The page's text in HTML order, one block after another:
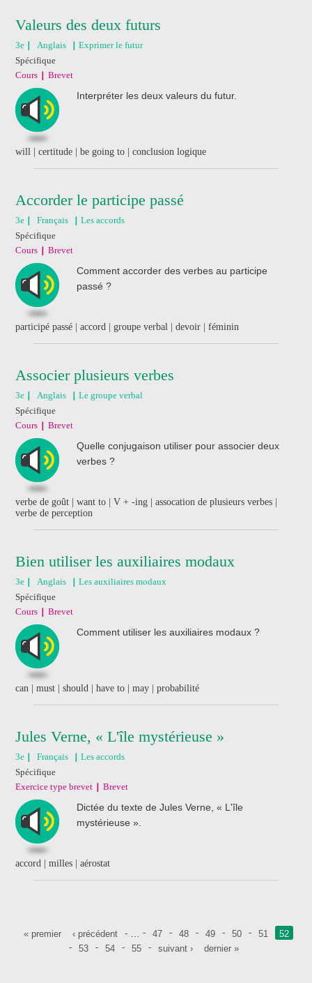
Valeurs des deux futurs
3e Anglais
Exprimer le futur
Spécifique
Cours
Brevet
Interpréter les deux valeurs du futur.
will | certitude | be going to | conclusion logique
Accorder le participe passé
3e Français
Les accords
Spécifique
Cours
Brevet
Comment accorder des verbes au participe
passé ?
participé passé | accord | groupe verbal | devoir | féminin
Associer plusieurs verbes
3e Anglais
Le groupe verbal
Spécifique
Cours
Brevet
Quelle conjugaison utiliser pour associer deux
verbes ?
verbe de goût | want to | V + -ing | assocation de plusieurs verbes |
verbe de perception
Bien utiliser les auxiliaires modaux
3e Anglais
Les auxiliaires modaux
Spécifique
Cours
Brevet
Comment utiliser les auxiliaires modaux ?
can | must | should | have to | may | probabilité
Jules Verne, « L'île mystérieuse »
3e Français
Les accords
Spécifique
Exercice type brevet
Brevet
Dictée du texte de Jules Verne, « L'île
mystérieuse ».
accord | milles | aérostat
Pages
« premier ‹ précédent 47 48 49 50 51
52
53
54 55 suivant › dernier »